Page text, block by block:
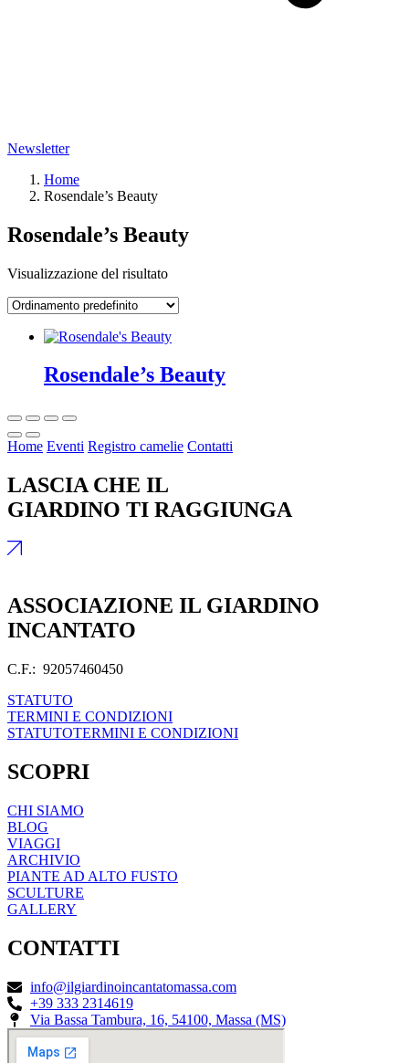
Newsletter
Home
Rosendale’s Beauty
Rosendale’s Beauty
Visualizzazione del risultato
Rosendale’s Beauty
Home Eventi Registro camelie Contatti
LASCIA CHE IL
GIARDINO TI RAGGIUNGA
ASSOCIAZIONE IL GIARDINO
INCANTATO
C.F.: 92057460450
STATUTO
TERMINI E CONDIZIONI
STATUTOTERMINI E CONDIZIONI
SCOPRI
CHI SIAMO
BLOG
VIAGGI
ARCHIVIO
PIANTE AD ALTO FUSTO
SCULTURE
GALLERY
CONTATTI
info@ilgiardinoincantatomassa.com
+39 333 2314619
Via Bassa Tambura, 16, 54100, Massa (MS)